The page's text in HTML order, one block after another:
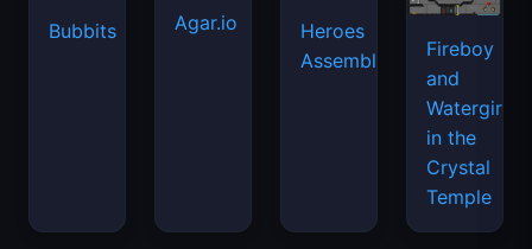
Bubbits Agar.io
Heroes
Assemble
Fireboy
and
Watergirl
in the
Crystal
Temple